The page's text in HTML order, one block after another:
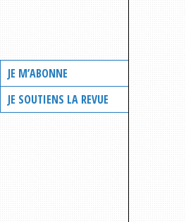
JE M’ABONNE
JE SOUTIENS LA REVUE